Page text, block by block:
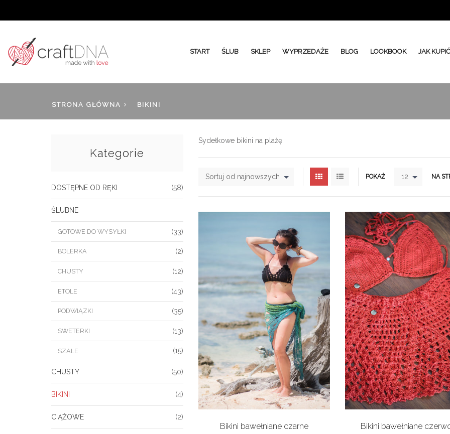
START ŚLUB SKLEP WYPRZEDAŻE BLOG LOOKBOOK JAK KUPIĆ
STRONA GŁÓWNA BIKINI
Sydełkowe bikini na plażę
Sortuj od najnowszych POKAŻ 12 NA
Bikini bawełniane czarne Bikini bawełniane
Kategorie
DOSTĘPNE OD RĘKI (58)
ŚLUBNE
GOTOWE DO WYSYŁKI (33)
BOLERKA (2)
CHUSTY (12)
ETOLE (43)
PODWIĄZKI (35)
SWETERKI (13)
SZALE (15)
CHUSTY (50)
BIKINI (4)
CIĄŻOWE (2)